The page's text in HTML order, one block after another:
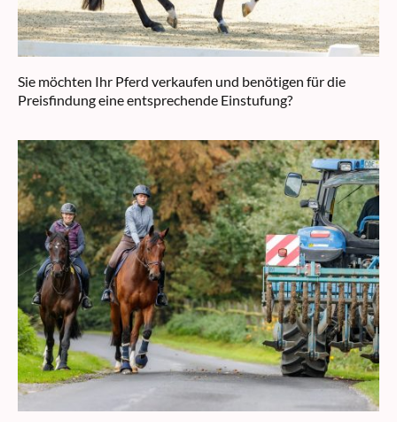
Sie möchten Ihr Pferd verkaufen und benötigen für die
Preisfindung eine entsprechende Einstufung?